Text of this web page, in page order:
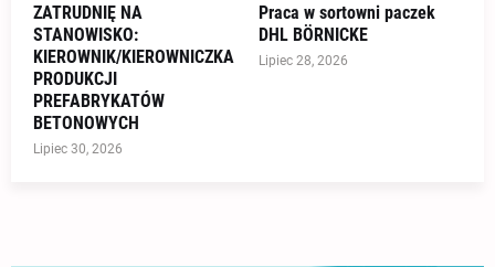
ZATRUDNIĘ NA
STANOWISKO:
KIEROWNIK/KIEROWNICZKA
PRODUKCJI
PREFABRYKATÓW
BETONOWYCH
Lipiec 30, 2026
Praca w sortowni paczek
DHL BÖRNICKE
Lipiec 28, 2026